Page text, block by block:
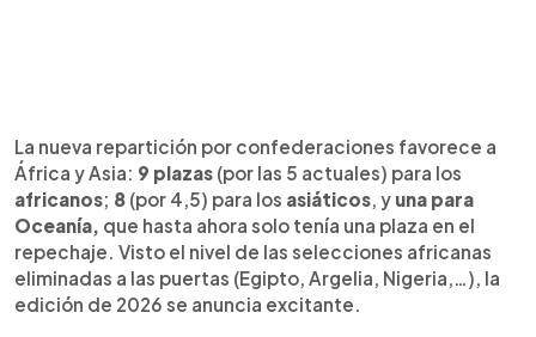
La nueva repartición por confederaciones favorece a
África y Asia: 9 plazas (por las 5 actuales) para los
africanos; 8 (por 4,5) para los asiáticos, y una para
Oceanía, que hasta ahora solo tenía una plaza en el
repechaje. Visto el nivel de las selecciones africanas
eliminadas a las puertas (Egipto, Argelia, Nigeria,…), la
edición de 2026 se anuncia excitante.